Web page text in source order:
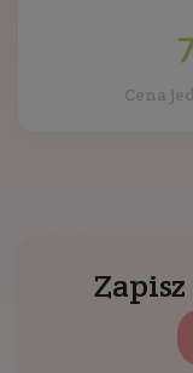
Cena
Zapisz